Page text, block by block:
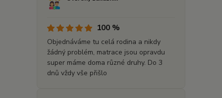
100 %
Objednáváme tu celá rodina a nikdy
žádný problém, matrace jsou opravdu
super máme doma různé druhy. Do 3
dnů vždy vše přišlo